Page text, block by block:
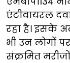
एंटीवायरल
रहा है। इसके
भी उन लोगों
संक्रमित